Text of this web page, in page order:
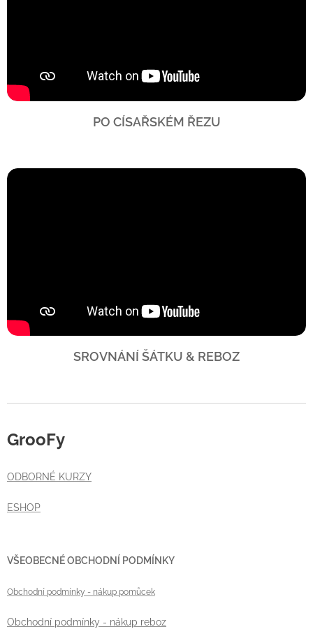
PO CÍSAŘSKÉM ŘEZU
SROVNÁNÍ ŠÁTKU & REBOZ
GrooFy
ODBORNÉ KURZY
ESHOP
VŠEOBECNÉ OBCHODNÍ PODMÍNKY
Obchodní podmínky - nákup pomůcek
Obchodní podmínky - nákup reboz